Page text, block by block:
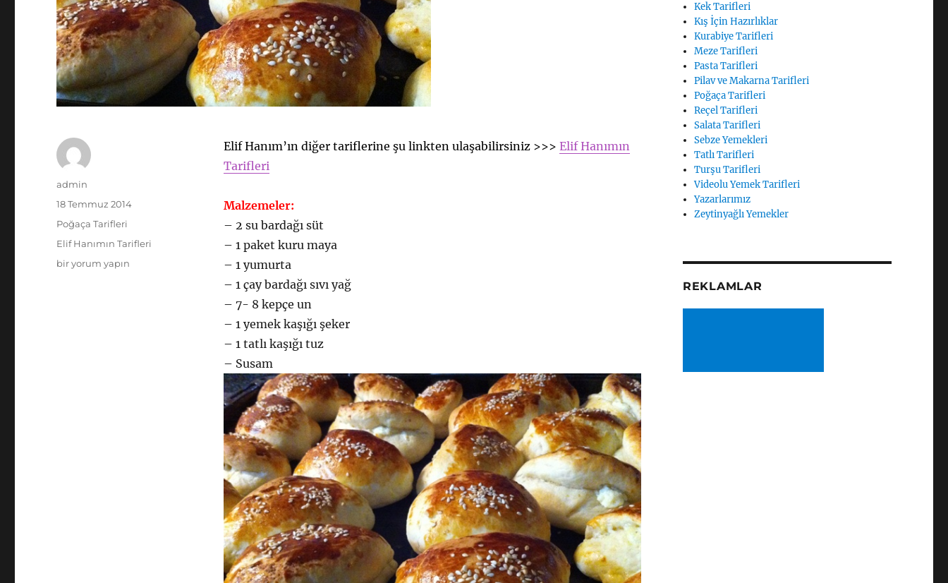
Elif Hanım’ın diğer tariflerine şu linkten ulaşabilirsiniz >>> Elif Hanımın
Tarifleri
Malzemeler:
– 2 su bardağı süt
– 1 paket kuru maya
– 1 yumurta
– 1 çay bardağı sıvı yağ
– 7- 8 kepçe un
– 1 yemek kaşığı şeker
– 1 tatlı kaşığı tuz
– Susam
Yazar
admin
Yayın
tarihi
18 Temmuz 2014
Kategoriler
Poğaça Tarifleri
Etiketler
Elif Hanımın Tarifleri
Mayalı
bir yorum yapın
Kek Tarifleri
Kış İçin Hazırlıklar
Kurabiye Tarifleri
Meze Tarifleri
Pasta Tarifleri
Pilav ve Makarna Tarifleri
Poğaça Tarifleri
Reçel Tarifleri
Salata Tarifleri
Sebze Yemekleri
Tatlı Tarifleri
Turşu Tarifleri
Videolu Yemek Tarifleri
Yazarlarımız
Zeytinyağlı Yemekler
REKLAMLAR